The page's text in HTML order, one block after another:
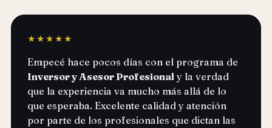
★★★★★
Empecé hace pocos días con el programa de
Inversor y Asesor Profesional y la verdad
que la experiencia va mucho más allá de lo
que esperaba. Excelente calidad y atención
por parte de los profesionales que dictan las